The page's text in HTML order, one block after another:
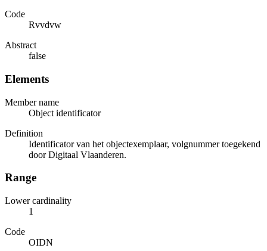
Code
Rvvdvw
Abstract
false
Elements
Member name
Object identificator
Definition
Identificator van het objectexemplaar, volgnummer toegekend
door Digitaal Vlaanderen.
Range
Lower cardinality
1
Code
OIDN